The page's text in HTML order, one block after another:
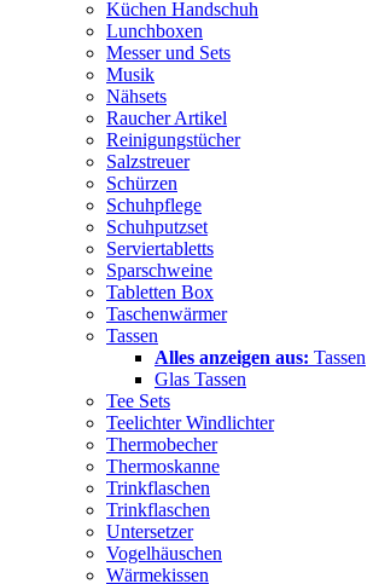
Küchen Handschuh
Lunchboxen
Messer und Sets
Musik
Nähsets
Raucher Artikel
Reinigungstücher
Salzstreuer
Schürzen
Schuhpflege
Schuhputzset
Serviertabletts
Sparschweine
Tabletten Box
Taschenwärmer
Tassen
Alles anzeigen aus: Tassen
Glas Tassen
Tee Sets
Teelichter Windlichter
Thermobecher
Thermoskanne
Trinkflaschen
Trinkflaschen
Untersetzer
Vogelhäuschen
Wärmekissen